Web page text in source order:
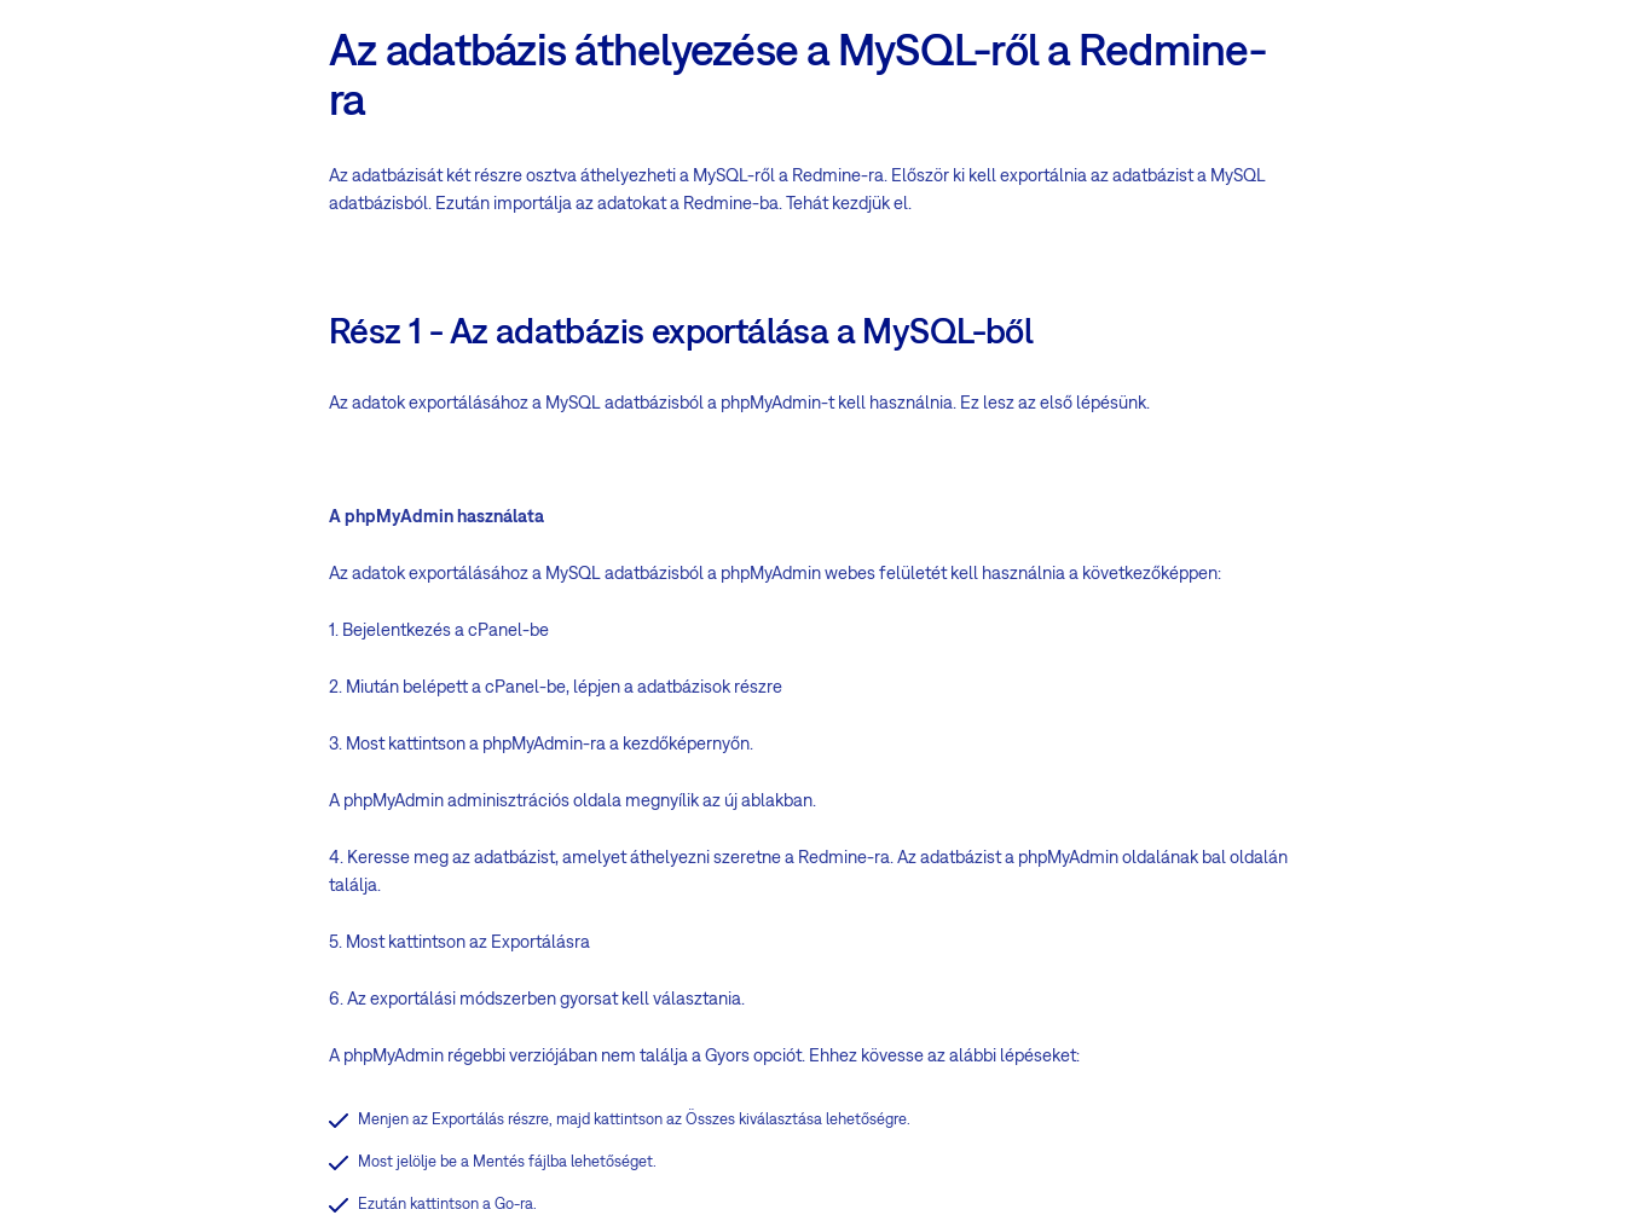
Az adatbázis áthelyezése a MySQL-ről a Redmine-
ra
Az adatbázisát két részre osztva áthelyezheti a MySQL-ről a Redmine-ra. Először ki kell exportálnia az adatbázist a MySQL
adatbázisból. Ezután importálja az adatokat a Redmine-ba. Tehát kezdjük el.
Rész 1 - Az adatbázis exportálása a MySQL-ből
Az adatok exportálásához a MySQL adatbázisból a phpMyAdmin-t kell használnia. Ez lesz az első lépésünk.
A phpMyAdmin használata
Az adatok exportálásához a MySQL adatbázisból a phpMyAdmin webes felületét kell használnia a következőképpen:
1. Bejelentkezés a cPanel-be
2. Miután belépett a cPanel-be, lépjen a adatbázisok részre
3. Most kattintson a phpMyAdmin-ra a kezdőképernyőn.
A phpMyAdmin adminisztrációs oldala megnyílik az új ablakban.
4. Keresse meg az adatbázist, amelyet áthelyezni szeretne a Redmine-ra. Az adatbázist a phpMyAdmin oldalának bal oldalán
találja.
5. Most kattintson az Exportálásra
6. Az exportálási módszerben gyorsat kell választania.
A phpMyAdmin régebbi verziójában nem találja a Gyors opciót. Ehhez kövesse az alábbi lépéseket:
Menjen az Exportálás részre, majd kattintson az Összes kiválasztása lehetőségre.
Most jelölje be a Mentés fájlba lehetőséget.
Ezután kattintson a Go-ra.